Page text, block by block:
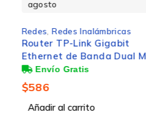
280 g
14cm
Dual MU-
C6,
s, 5x
Antenas
Redes,Redes
Router TP-
Ethernet TL-
Inalámbrico,
RJ-45,
Añadir al